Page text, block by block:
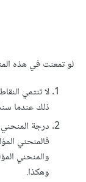
لو تمعنت في هذه
لا تنتمي
ذلك عندما
فالمنحني
والمنحني
وهكذا.